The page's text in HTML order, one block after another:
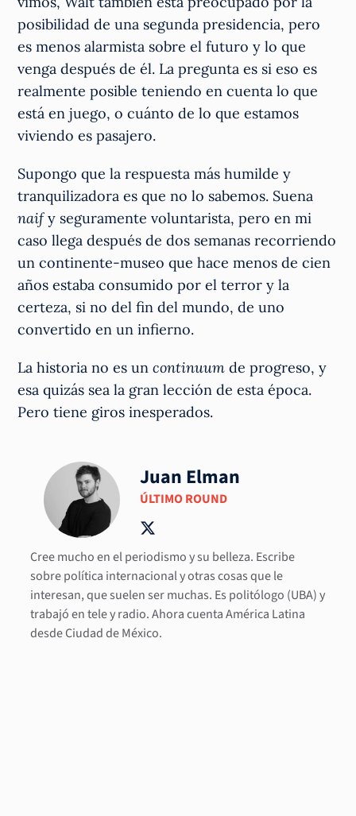
posibilidad de una segunda presidencia, pero
es menos alarmista sobre el futuro y lo que
venga después de él. La pregunta es si eso es
realmente posible teniendo en cuenta lo que
está en juego, o cuánto de lo que estamos
viviendo es pasajero.
Supongo que la respuesta más humilde y
tranquilizadora es que no lo sabemos. Suena
naify seguramente voluntarista, pero en mi
caso llega después de dos semanas recorriendo
un continente-museo que hace menos de cien
años estaba consumido por el terror y la
certeza, si no del fin del mundo, de uno
convertido en un infierno.
La historia no es uncontinuum de progreso, y
esa quizás sea la gran lección de esta época.
Pero tiene giros inesperados.
Juan Elman
ÚLTIMO ROUND
Cree mucho en el periodismo y su belleza. Escribe
sobre política internacional y otras cosas que le
interesan, que suelen ser muchas. Es politólogo (UBA) y
trabajó en tele y radio. Ahora cuenta América Latina
desde Ciudad de México.